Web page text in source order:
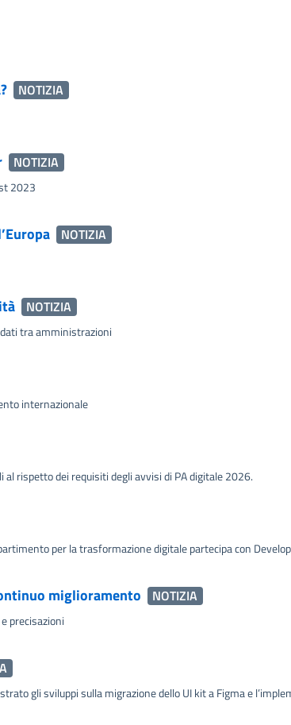
NOTIZIA
NOTIZIA
2023
NOTIZIA
NOTIZIA
tra amministrazioni
internazionale
rispetto dei requisiti degli avvisi di PA digitale 2026.
per la trasformazione digitale partecipa con
miglioramento NOTIZIA
precisazioni
gli sviluppi sulla migrazione dello UI kit a Figma e